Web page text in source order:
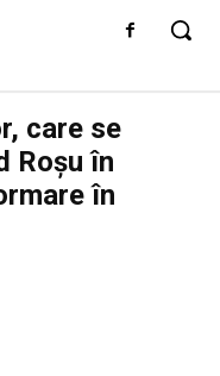
care se
Roșu în
în